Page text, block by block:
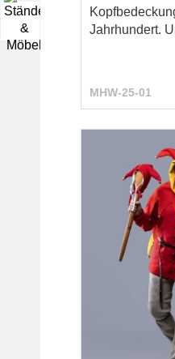
Jahrhundert.
verwandelte er
Form.
frühen 15.
Burgund in
danach
Mittelalter-
Grundpreis
Baumwolle; Futter –
Baumwolle; Dekoration –
Chaperon ist
grundlegender
MHW-25-01